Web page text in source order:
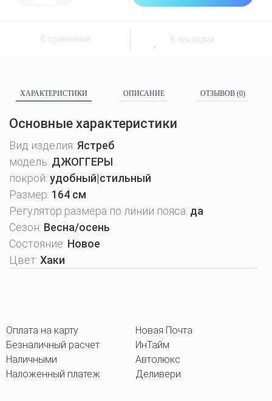
В сравнение В закладки
ХАРАКТЕРИСТИКИ ОПИСАНИЕ ОТЗЫВОВ (0)
Основные характеристики
Вид изделия: Ястреб
модель: ДЖОГГЕРЫ
покрой: удобный|стильный
Размер: 164 см
Регулятор размера по линии пояса: да
Сезон: Весна/осень
Состояние: Новое
Цвет: Хаки
Оплата на карту
Безналичный расчет
Наличными
Наложенный платеж
Новая Почта
ИнТайм
Автолюкс
Деливери